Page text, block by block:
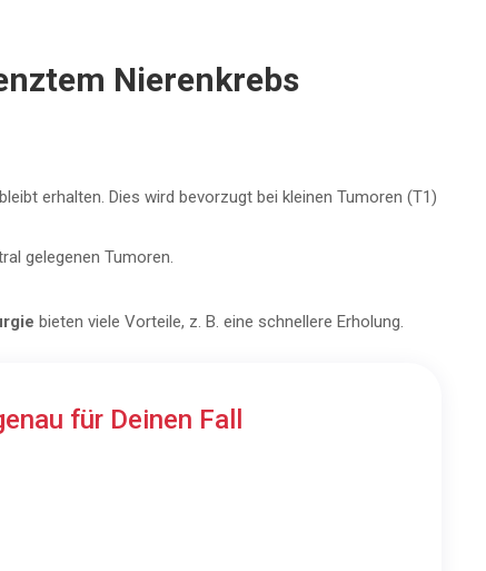
Nierenkrebs
erhalten. Dies wird bevorzugt bei kleinen Tumoren (T1)
gelegenen Tumoren.
bieten viele Vorteile, z. B. eine schnellere Erholung.
für Deinen Fall